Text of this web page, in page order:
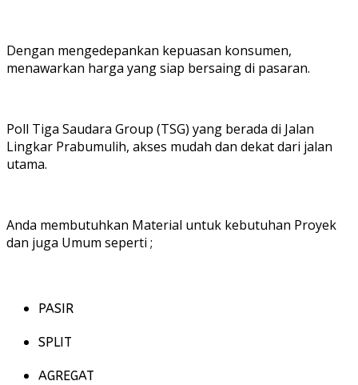
Dengan mengedepankan kepuasan konsumen,
menawarkan harga yang siap bersaing di pasaran.
Poll Tiga Saudara Group (TSG) yang berada di Jalan
Lingkar Prabumulih, akses mudah dan dekat dari jalan
utama.
Anda membutuhkan Material untuk kebutuhan Proyek
dan juga Umum seperti ;
PASIR
SPLIT
AGREGAT